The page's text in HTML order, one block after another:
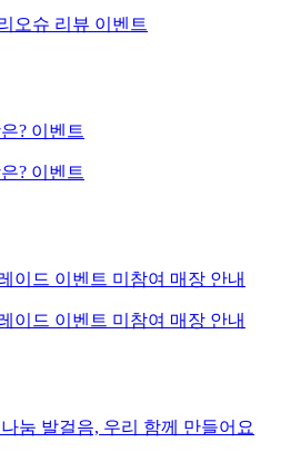
오슈 리뷰 이벤트
? 이벤트
? 이벤트
이드 이벤트 미참여 매장 안내
이드 이벤트 미참여 매장 안내
눔 발걸음, 우리 함께 만들어요